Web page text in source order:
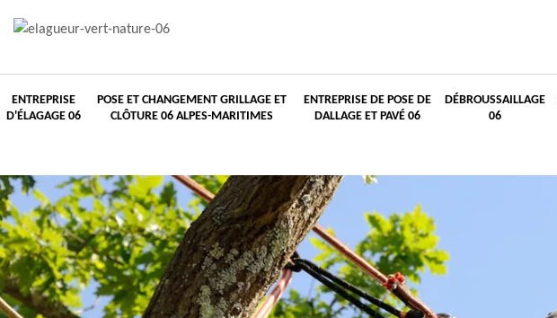
ENTREPRISE
D'ÉLAGAGE 06
POSE ET CHANGEMENT GRILLAGE ET
CLÔTURE 06 ALPES-MARITIMES
ENTREPRISE DE POSE DE
DALLAGE ET PAVÉ 06
DÉBROUSSAILLAGE
06